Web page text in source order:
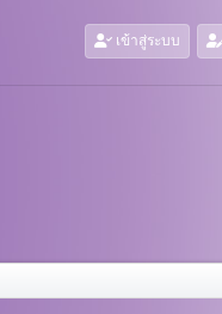
เข้าสู่ระบบ